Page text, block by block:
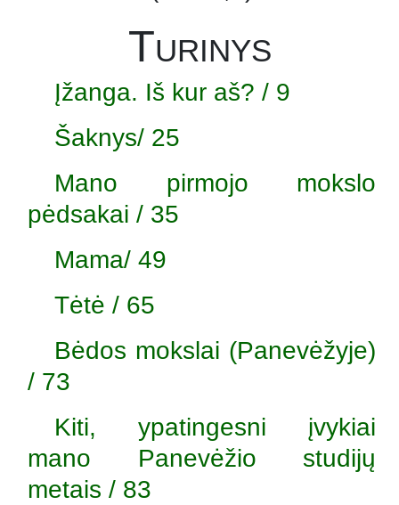
Turinys
Įžanga. Iš kur aš? / 9
Šaknys/ 25
Mano pirmojo mokslo
pėdsakai / 35
Mama/ 49
Tėtė / 65
Bėdos mokslai (Panevėžyje)
/ 73
Kiti, ypatingesni įvykiai
mano Panevėžio studijų
metais / 83